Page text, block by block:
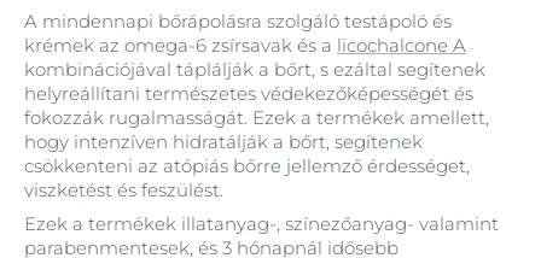
A mindennapi bőrápolásra szolgáló testápoló és
krémek az omega-6 zsírsavak és a licochalcone A
kombinációjával táplálják a bőrt, s ezáltal segítenek
helyreállítani természetes védekezőképességét és
fokozzák rugalmasságát. Ezek a termékek amellett,
hogy intenzíven hidratálják a bőrt, segítenek
csökkenteni az atópiás bőrre jellemző érdességet,
viszketést és feszülést.
Ezek a termékek illatanyag-, színezőanyag- valamint
parabenmentesek, és 3 hónapnál idősebb